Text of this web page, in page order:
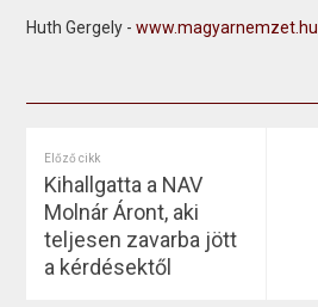
Huth Gergely -www.magyarnemzet.hu
Előző cikk
Kihallgatta a NAV
Molnár Áront, aki
teljesen zavarba jött
a kérdésektől